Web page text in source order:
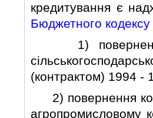
кредитування є
Бюджетного кодексу
1) повернення
(контрактом) 1994 -
2) повернення
агропромисловому